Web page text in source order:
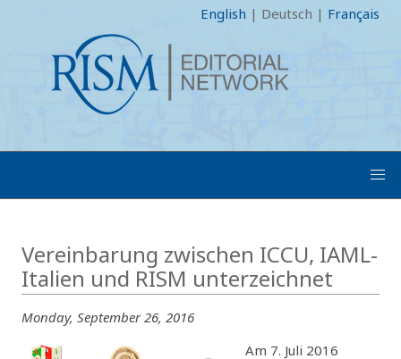
English | Deutsch | Français
Vereinbarung zwischen ICCU, IAML-
Italien und RISM unterzeichnet
Monday, September 26, 2016
Am 7. Juli 2016